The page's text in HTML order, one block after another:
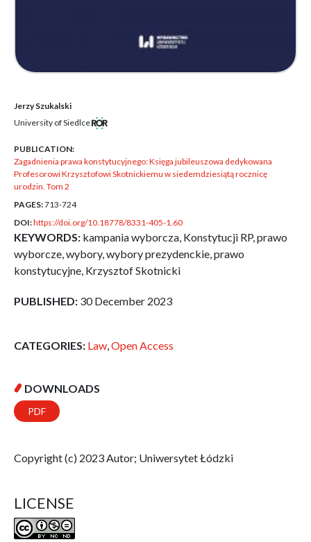
Jerzy Szukalski
University of Siedlce
PUBLICATION:
Zagadnienia prawa konstytucyjnego: Księga jubileuszowa dedykowana
Profesorowi Krzysztofowi Skotnickiemu w siedemdziesiątą rocznicę
urodzin. Tom 2
PAGES:713-724
DOI:https://doi.org/10.18778/8331-405-1.60
KEYWORDS: kampania wyborcza, Konstytucji RP, prawo
wyborcze, wybory, wybory prezydenckie, prawo
konstytucyjne, Krzysztof Skotnicki
PUBLISHED: 30 December 2023
CATEGORIES: Law,Open Access
DOWNLOADS
PDF
Copyright (c) 2023 Autor; Uniwersytet Łódzki
LICENSE